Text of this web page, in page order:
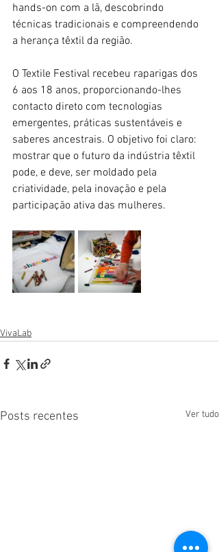
hands-on com a lã, descobrindo
técnicas tradicionais e compreendendo
a herança têxtil da região.
O Textile Festival recebeu raparigas dos
6 aos 18 anos, proporcionando-lhes
contacto direto com tecnologias
emergentes, práticas sustentáveis e
saberes ancestrais. O objetivo foi claro:
mostrar que o futuro da indústria têxtil
pode, e deve, ser moldado pela
criatividade, pela inovação e pela
participação ativa das mulheres.
VivaLab
Posts recentes Ver tudo